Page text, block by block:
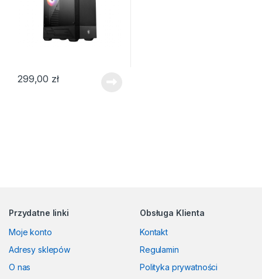
299,00 zł
Przydatne linki
Moje konto
Adresy sklepów
O nas
Obsługa Klienta
Kontakt
Regulamin
Polityka prywatności